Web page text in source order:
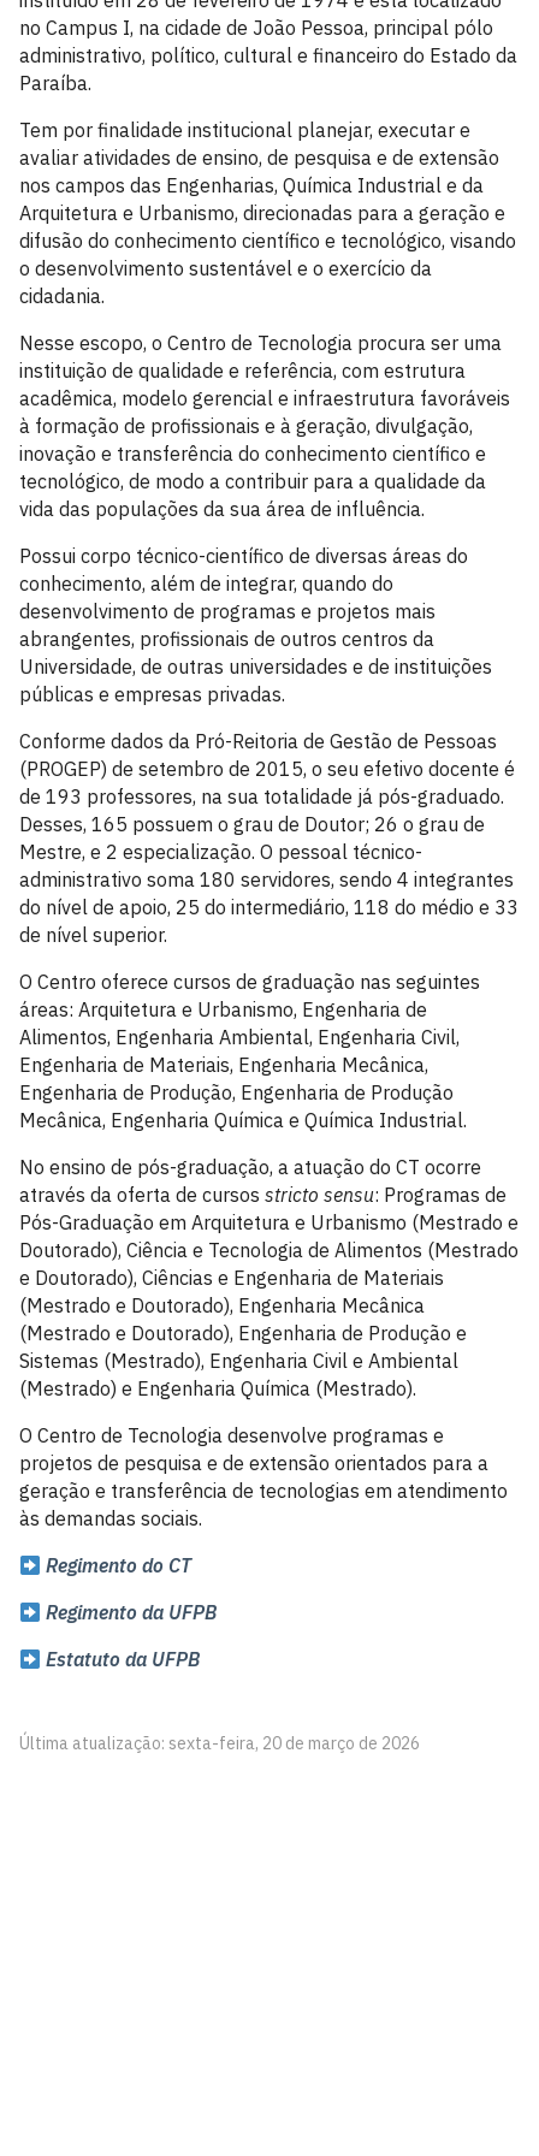
no Campus I, na cidade de João Pessoa, principal pólo
administrativo, político, cultural e financeiro do Estado da
Paraíba.
Tem por finalidade institucional planejar, executar e
avaliar atividades de ensino, de pesquisa e de extensão
nos campos das Engenharias, Química Industrial e da
Arquitetura e Urbanismo, direcionadas para a geração e
difusão do conhecimento científico e tecnológico, visando
o desenvolvimento sustentável e o exercício da
cidadania.
Nesse escopo, o Centro de Tecnologia procura ser uma
instituição de qualidade e referência, com estrutura
acadêmica, modelo gerencial e infraestrutura favoráveis
à formação de profissionais e à geração, divulgação,
inovação e transferência do conhecimento científico e
tecnológico, de modo a contribuir para a qualidade da
vida das populações da sua área de influência.
Possui corpo técnico-científico de diversas áreas do
conhecimento, além de integrar, quando do
desenvolvimento de programas e projetos mais
abrangentes, profissionais de outros centros da
Universidade, de outras universidades e de instituições
públicas e empresas privadas.
Conforme dados da Pró-Reitoria de Gestão de Pessoas
(PROGEP) de setembro de 2015, o seu efetivo docente é
de 193 professores, na sua totalidade já pós-graduado.
Desses, 165 possuem o grau de Doutor; 26 o grau de
Mestre, e 2 especialização. O pessoal técnico-
administrativo soma 180 servidores, sendo 4 integrantes
do nível de apoio, 25 do intermediário, 118 do médio e 33
de nível superior.
O Centro oferece cursos de graduação nas seguintes
áreas: Arquitetura e Urbanismo, Engenharia de
Alimentos, Engenharia Ambiental, Engenharia Civil,
Engenharia de Materiais, Engenharia Mecânica,
Engenharia de Produção, Engenharia de Produção
Mecânica, Engenharia Química e Química Industrial.
No ensino de pós-graduação, a atuação do CT ocorre
através da oferta de cursos stricto sensu: Programas de
Pós-Graduação em Arquitetura e Urbanismo (Mestrado e
Doutorado), Ciência e Tecnologia de Alimentos (Mestrado
e Doutorado), Ciências e Engenharia de Materiais
(Mestrado e Doutorado), Engenharia Mecânica
(Mestrado e Doutorado), Engenharia de Produção e
Sistemas (Mestrado), Engenharia Civil e Ambiental
(Mestrado) e Engenharia Química (Mestrado).
O Centro de Tecnologia desenvolve programas e
projetos de pesquisa e de extensão orientados para a
geração e transferência de tecnologias em atendimento
às demandas sociais.
Regimento do CT
Regimento da UFPB
Estatuto da UFPB
Última atualização: sexta-feira, 20 de março de 2026